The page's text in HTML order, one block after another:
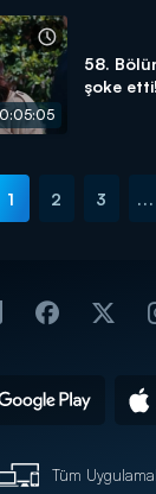
58.
şoke etti!
1 2 3 ...
Tüm